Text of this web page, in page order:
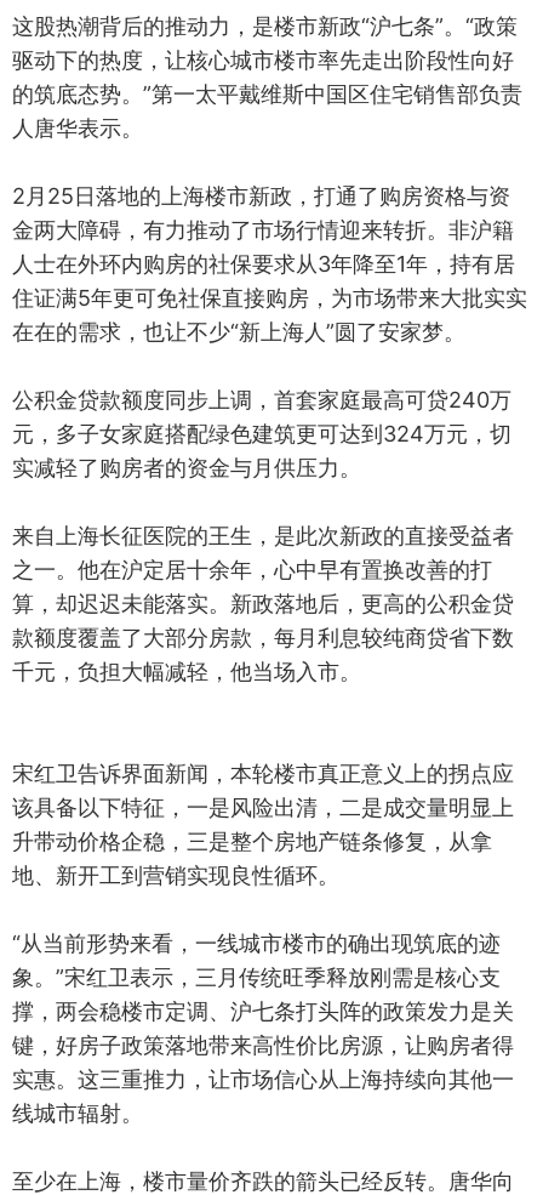
这股热潮背后的推动力，是楼市新政“沪七条”。“政策
驱动下的热度，让核心城市楼市率先走出阶段性向好
的筑底态势。”第一太平戴维斯中国区住宅销售部负责
人唐华表示。
2月25日落地的上海楼市新政，打通了购房资格与资
金两大障碍，有力推动了市场行情迎来转折。非沪籍
人士在外环内购房的社保要求从3年降至1年，持有居
住证满5年更可免社保直接购房，为市场带来大批实实
在在的需求，也让不少“新上海人”圆了安家梦。
公积金贷款额度同步上调，首套家庭最高可贷240万
元，多子女家庭搭配绿色建筑更可达到324万元，切
实减轻了购房者的资金与月供压力。
来自上海长征医院的王生，是此次新政的直接受益者
之一。他在沪定居十余年，心中早有置换改善的打
算，却迟迟未能落实。新政落地后，更高的公积金贷
款额度覆盖了大部分房款，每月利息较纯商贷省下数
千元，负担大幅减轻，他当场入市。
宋红卫告诉界面新闻，本轮楼市真正意义上的拐点应
该具备以下特征，一是风险出清，二是成交量明显上
升带动价格企稳，三是整个房地产链条修复，从拿
地、新开工到营销实现良性循环。
“从当前形势来看，一线城市楼市的确出现筑底的迹
象。”宋红卫表示，三月传统旺季释放刚需是核心支
撑，两会稳楼市定调、沪七条打头阵的政策发力是关
键，好房子政策落地带来高性价比房源，让购房者得
实惠。这三重推力，让市场信心从上海持续向其他一
线城市辐射。
至少在上海，楼市量价齐跌的箭头已经反转。唐华向